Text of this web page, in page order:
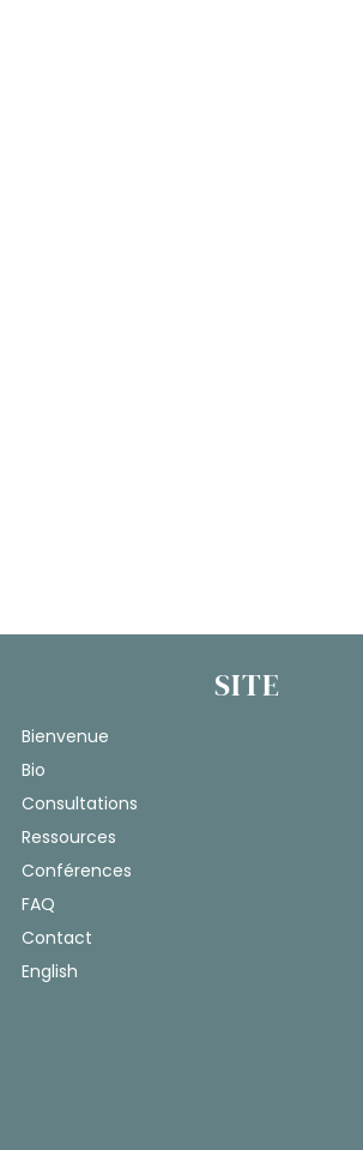
SITE
Bienvenue
Bio
Consultations
Ressources
Conférences
FAQ
Contact
English